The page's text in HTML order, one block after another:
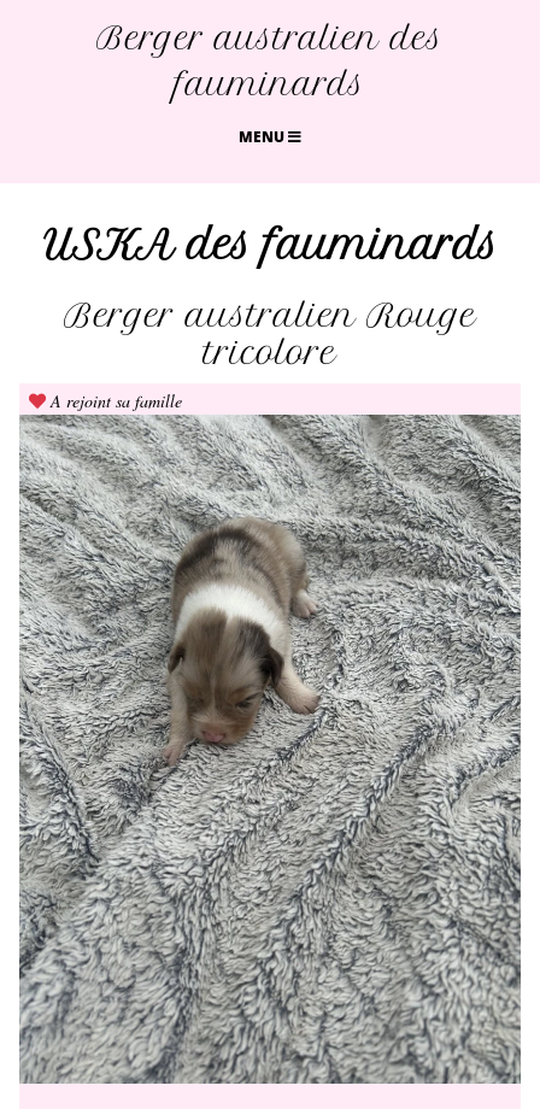
Berger australien des
fauminards
MENU
USKA des fauminards
Berger australien Rouge
tricolore
A rejoint sa famille